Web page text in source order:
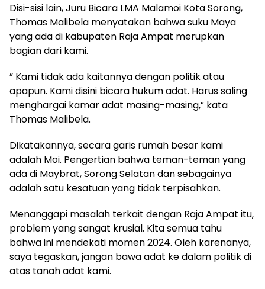
Disi-sisi lain, Juru Bicara LMA Malamoi Kota Sorong,
Thomas Malibela menyatakan bahwa suku Maya
yang ada di kabupaten Raja Ampat merupkan
bagian dari kami.
” Kami tidak ada kaitannya dengan politik atau
apapun. Kami disini bicara hukum adat. Harus saling
menghargai kamar adat masing-masing,” kata
Thomas Malibela.
Dikatakannya, secara garis rumah besar kami
adalah Moi. Pengertian bahwa teman-teman yang
ada di Maybrat, Sorong Selatan dan sebagainya
adalah satu kesatuan yang tidak terpisahkan.
Menanggapi masalah terkait dengan Raja Ampat itu,
problem yang sangat krusial. Kita semua tahu
bahwa ini mendekati momen 2024. Oleh karenanya,
saya tegaskan, jangan bawa adat ke dalam politik di
atas tanah adat kami.